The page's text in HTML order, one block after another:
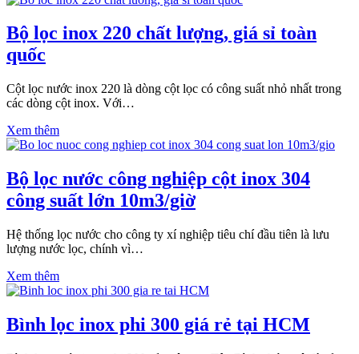
Bộ lọc inox 220 chất lượng, giá sỉ toàn
quốc
Cột lọc nước inox 220 là dòng cột lọc có công suất nhỏ nhất trong
các dòng cột inox. Với…
Xem thêm
Bộ lọc nước công nghiệp cột inox 304
công suất lớn 10m3/giờ
Hệ thống lọc nước cho công ty xí nghiệp tiêu chí đầu tiên là lưu
lượng nước lọc, chính vì…
Xem thêm
Bình lọc inox phi 300 giá rẻ tại HCM